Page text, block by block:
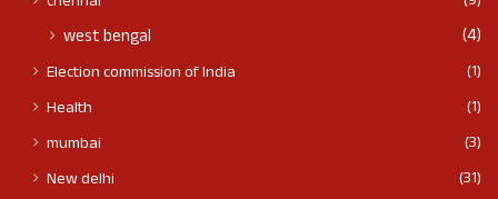
west bengal (4)
Election commission of India
(1)
Health
(1)
mumbai
(3)
New delhi
(31)